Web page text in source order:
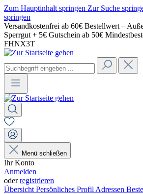
Zum Hauptinhalt springen Zur Suche
springen
Versandkostenfrei ab 60€ Bestellwert –
Sperrgut + 5€ Gutschein ab 50€
FHNX3T
Menü schließen
Ihr Konto
Anmelden
oderregistrieren
Übersicht Persönliches Profil Adressen